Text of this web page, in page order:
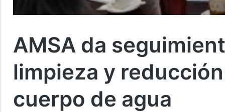
AMSA da
limpieza y
cuerpo de agua